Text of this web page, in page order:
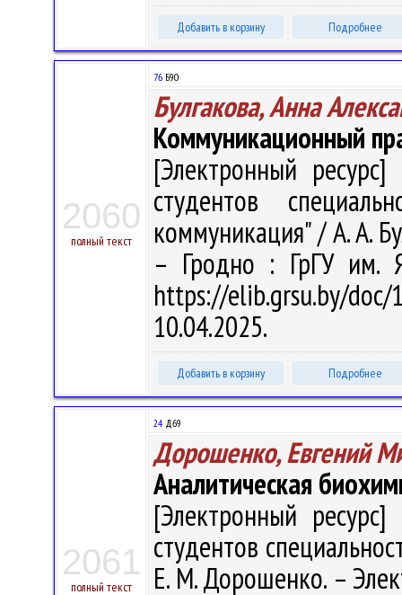
Добавить в корзину Подробнее
2060
полный текст
76 Б90
Булгакова, Анна
Коммуникационный
[Электронный
студентов
коммуникация" / А. А.
– Гродно : ГрГУ им.
https://elib.grsu.by/
10.04.2025.
Добавить в корзину Подробнее
2061
полный текст
24 Д69
Дорошенко, Евгений
Аналитическая
[Электронный
студентов
Е. М. Дорошенко. –